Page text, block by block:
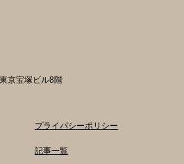
京宝塚ビル8階
プライバシーポリシー
記事一覧